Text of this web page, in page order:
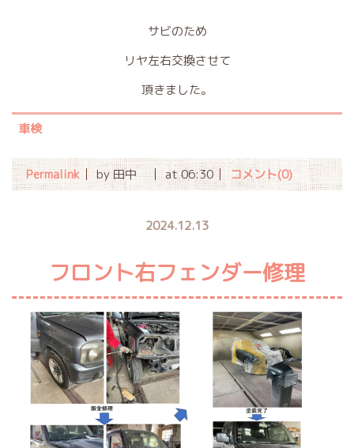
サビのため
リヤ左右交換させて
頂きました。
車検
Permalink by 田中 at 06:30 コメント(0)
2024.12.13
フロント右フェンダー修理